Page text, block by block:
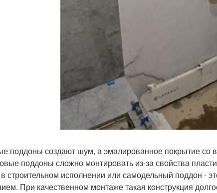
поддоны создают шум, а эмалированное покрытие со
поддоны сложно монтировать из-за свойства
строительном исполнении или самодельный поддон -
При качественном монтаже такая конструкция